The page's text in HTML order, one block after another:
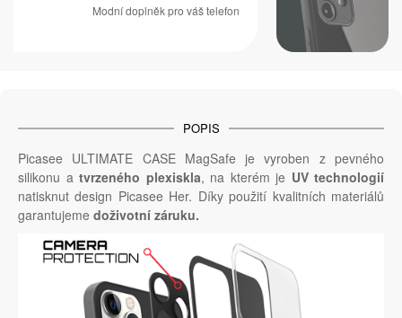
Modní doplněk pro váš telefon
POPIS
Picasee ULTIMATE CASE MagSafe je vyroben z pevného
silikonu a tvrzeného plexiskla, na kterém je UV technologií
natisknut design Picasee Her. Díky použití kvalitních materiálů
garantujeme doživotní záruku.